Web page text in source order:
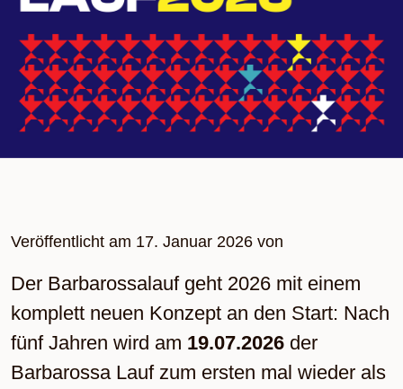
Veröffentlicht am 17. Januar 2026 von
Der Barbarossalauf geht 2026 mit einem
komplett neuen Konzept an den Start: Nach
fünf Jahren wird am 19.07.2026 der
Barbarossa Lauf zum ersten mal wieder als